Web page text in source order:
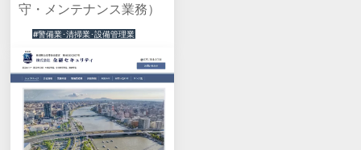
守・メンテナンス業務）
#警備業･清掃業･設備管理業